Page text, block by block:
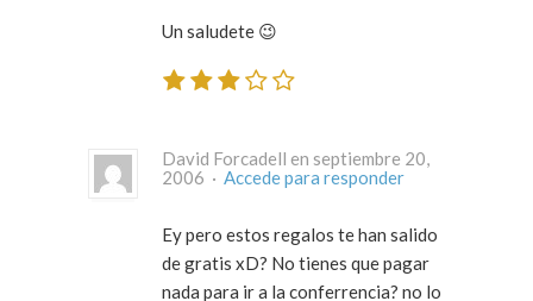
Un saludete 😉
David Forcadell en septiembre 20,
2006 · Accede para responder
Ey pero estos regalos te han salido
de gratis xD? No tienes que pagar
nada para ir a la conferrencia? no lo